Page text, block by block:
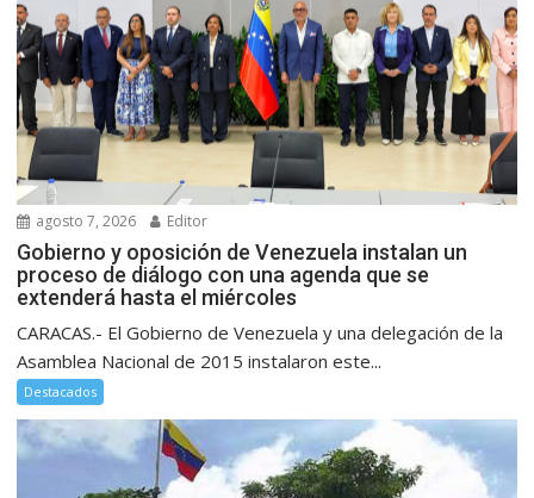
agosto 7, 2026 Editor
Gobierno y oposición de Venezuela instalan un
proceso de diálogo con una agenda que se
extenderá hasta el miércoles
CARACAS.- El Gobierno de Venezuela y una delegación de la
Asamblea Nacional de 2015 instalaron este...
Destacados